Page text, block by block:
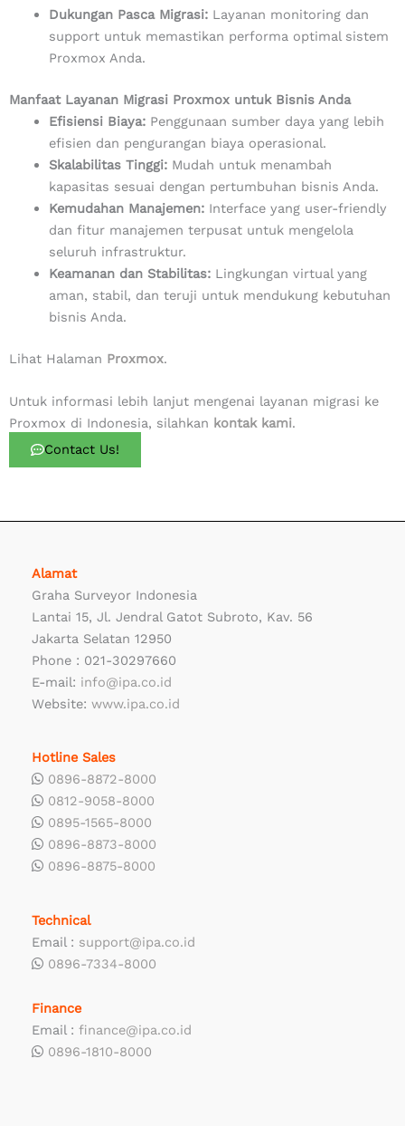
Dukungan Pasca Migrasi:Layanan monitoring dan
support untuk memastikan performa optimal sistem
Proxmox Anda.
Manfaat Layanan Migrasi Proxmox untuk Bisnis Anda
Efisiensi Biaya:Penggunaan sumber daya yang lebih
efisien dan pengurangan biaya operasional.
Skalabilitas Tinggi:Mudah untuk menambah
kapasitas sesuai dengan pertumbuhan bisnis Anda.
Kemudahan Manajemen:Interface yang user-friendly
dan fitur manajemen terpusat untuk mengelola
seluruh infrastruktur.
Keamanan dan Stabilitas:Lingkungan virtual yang
aman, stabil, dan teruji untuk mendukung kebutuhan
bisnis Anda.
Lihat Halaman Proxmox.
Untuk informasi lebih lanjut mengenai layanan migrasi ke
Proxmox di Indonesia, silahkan kontak kami.
Contact Us!
Alamat
Graha Surveyor Indonesia
Lantai 15, Jl. Jendral Gatot Subroto, Kav. 56
Jakarta Selatan 12950
Phone : 021-30297660
E-mail: info@ipa.co.id
Website: www.ipa.co.id
Hotline Sales
0896-8872-8000
0812-9058-8000
0895-1565-8000
0896-8873-8000
0896-8875-8000
Technical
Email : support@ipa.co.id
0896-7334-8000
Finance
Email : finance@ipa.co.id
0896-1810-8000